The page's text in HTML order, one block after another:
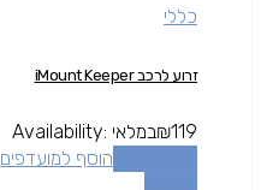
כללי
זרוע לרכב iMount Keeper
₪119
Availability: במלאי
הוסף למועדפים